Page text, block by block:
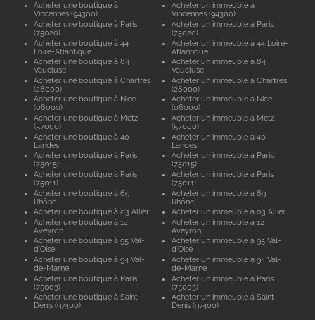
Acheter une boutique à
Vincennes (94300)
Acheter une boutique à Paris
(75020)
Acheter une boutique à 44
Loire-Atlantique
Acheter une boutique à 84
Vaucluse
Acheter une boutique à Chartres
(28000)
Acheter une boutique à Nice
(06000)
Acheter une boutique à Metz
(57000)
Acheter une boutique à 40
Landes
Acheter une boutique à Paris
(75015)
Acheter une boutique à Paris
(75011)
Acheter une boutique à 69
Rhône
Acheter une boutique à 03 Allier
Acheter une boutique à 12
Aveyron
Acheter une boutique à 95 Val-
d'Oise
Acheter une boutique à 94 Val-
de-Marne
Acheter une boutique à Paris
(75003)
Acheter une boutique à Saint
Denis (97400)
Acheter un immeuble à
Vincennes (94300)
Acheter un immeuble à Paris
(75020)
Acheter un immeuble à 44 Loire-
Atlantique
Acheter un immeuble à 84
Vaucluse
Acheter un immeuble à Chartres
(28000)
Acheter un immeuble à Nice
(06000)
Acheter un immeuble à Metz
(57000)
Acheter un immeuble à 40
Landes
Acheter un immeuble à Paris
(75015)
Acheter un immeuble à Paris
(75011)
Acheter un immeuble à 69
Rhône
Acheter un immeuble à 03 Allier
Acheter un immeuble à 12
Aveyron
Acheter un immeuble à 95 Val-
d'Oise
Acheter un immeuble à 94 Val-
de-Marne
Acheter un immeuble à Paris
(75003)
Acheter un immeuble à Saint
Denis (97400)